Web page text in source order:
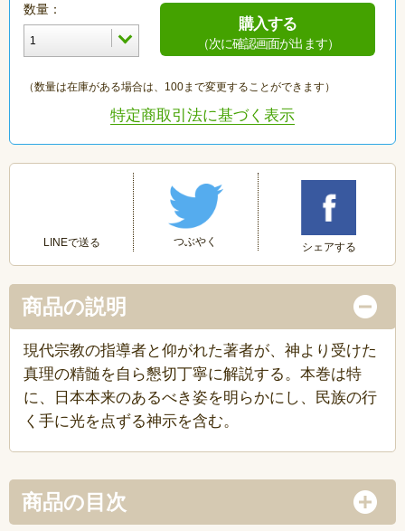
数量：
購入する
（次に確認画面が出ます）
（数量は在庫がある場合は、100まで変更することができます）
特定商取引法に基づく表示
LINEで送る つぶやく シェアする
商品の説明
現代宗教の指導者と仰がれた著者が、神より受けた
真理の精髄を自ら懇切丁寧に解説する。本巻は特
に、日本本来のあるべき姿を明らかにし、民族の行
く手に光を点ずる神示を含む。
商品の目次